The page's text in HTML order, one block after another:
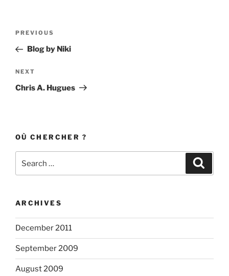
Previous
Post
PREVIOUS
Blog by Niki
Next
Post
NEXT
Chris A. Hugues
OÙ CHERCHER ?
for:
ARCHIVES
December 2011
September 2009
August 2009